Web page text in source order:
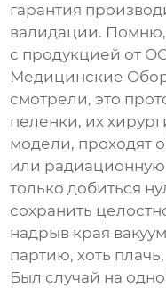
гарантия
валидации. Помню,
с продукцией от
Медицинские
смотрели, это
пеленки, их
модели, проходят
или
только добиться
сохранить
надрыв края
партию, хоть
Был случай на